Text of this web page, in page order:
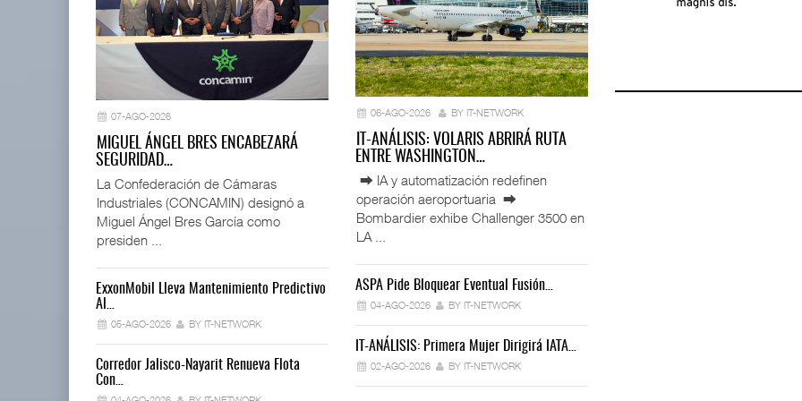
07-AGO-2026
MIGUEL ÁNGEL BRES ENCABEZARÁ
SEGURIDAD…
La Confederación de Cámaras
Industriales (CONCAMIN) designó a
Miguel Ángel Bres García como
presiden ...
ExxonMobil Lleva Mantenimiento Predictivo
Al…
05-AGO-2026 BY IT-NETWORK
Corredor Jalisco-Nayarit Renueva Flota
Con…
La Implementación De ENAMOV Enfrenta…
03-AGO-2026 BY IT-NETWORK
Trump Revoca Miles De Licencias…
02-AGO-2026 BY IT-NETWORK
Ford Apuesta Por El Talento…
06-AGO-2026 BY IT-NETWORK
IT-ANÁLISIS: VOLARIS ABRIRÁ RUTA
ENTRE WASHINGTON…
⮕ IA y automatización redefinen
operación aeroportuaria ⮕
Bombardier exhibe Challenger 3500 en
LA ...
ASPA Pide Bloquear Eventual Fusión…
04-AGO-2026 BY IT-NETWORK
IT-ANÁLISIS: Primera Mujer Dirigirá IATA…
02-AGO-2026 BY IT-NETWORK